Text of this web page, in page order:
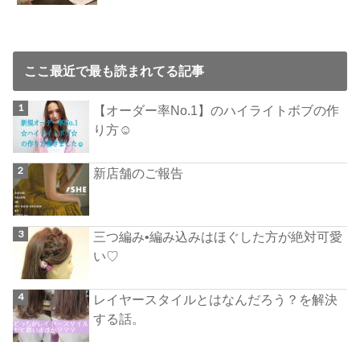
ここ最近で最も読まれてる記事
【オーダー率No.1】のハイライトボブの作
り方☺︎
新店舗のご報告
三つ編み•編み込みはほぐした方が絶対可愛
い♡
レイヤースタイルとはなんだろう？を解決
する話。